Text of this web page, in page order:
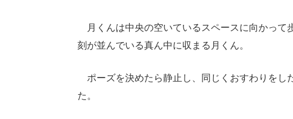
月くんは中央の空いているスペースに向かって
刻が並んでいる真ん中に収まる月くん。
ポーズを決めたら静止し、同じくおすわりをし
た。